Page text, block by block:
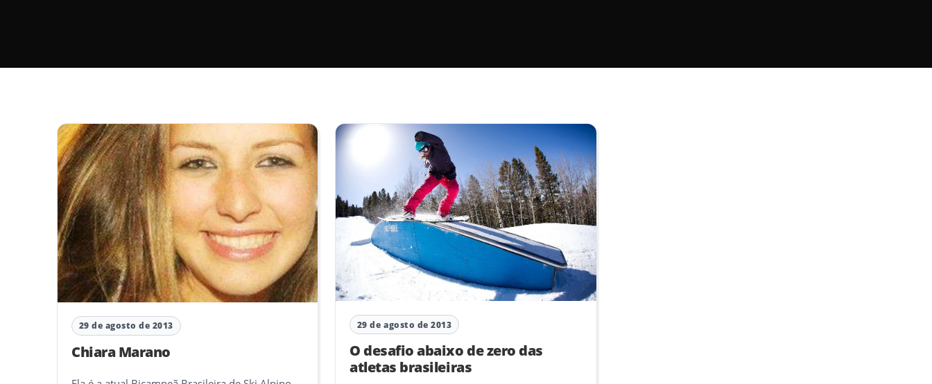
29 de agosto de 2013
Chiara Marano
29 de agosto de 2013
O desafio abaixo de zero das
atletas brasileiras